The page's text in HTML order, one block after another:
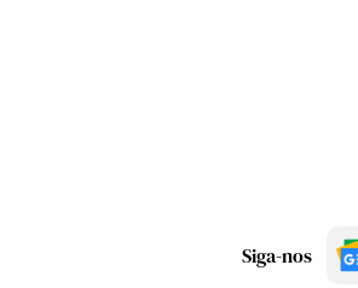
Siga-nos